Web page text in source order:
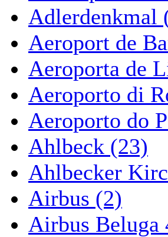
Adlerdenkmal
Aeroport de
Aeroporta de
Aeroporto di
Aeroporto do
Ahlbeck (23)
Ahlbecker
Airbus (2)
Airbus Beluga